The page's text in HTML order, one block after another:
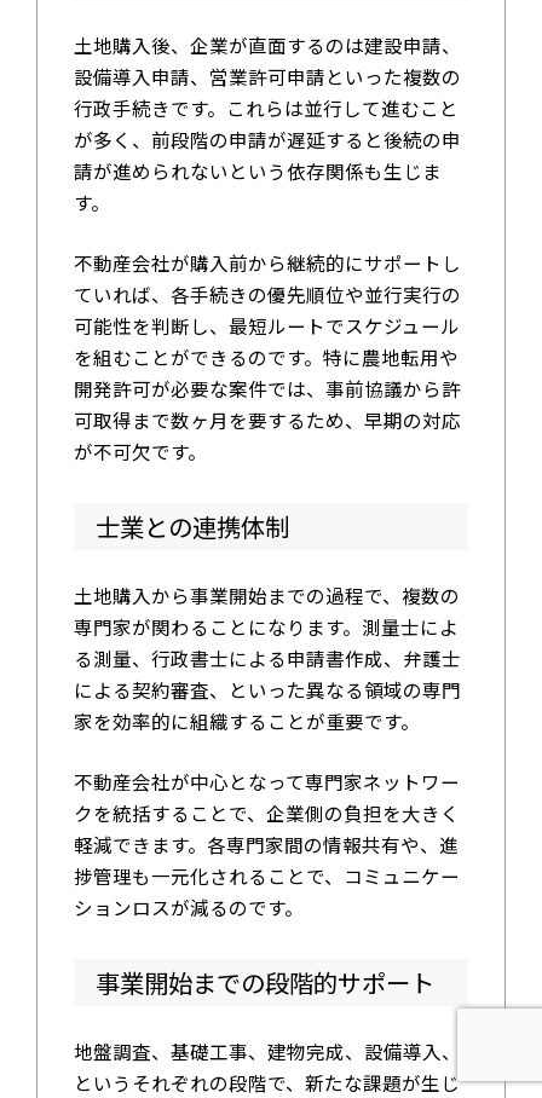
土地購入後、企業が直面するのは建設申請、
設備導入申請、営業許可申請といった複数の
行政手続きです。これらは並行して進むこと
が多く、前段階の申請が遅延すると後続の申
請が進められないという依存関係も生じま
す。
不動産会社が購入前から継続的にサポートし
ていれば、各手続きの優先順位や並行実行の
可能性を判断し、最短ルートでスケジュール
を組むことができるのです。特に農地転用や
開発許可が必要な案件では、事前協議から許
可取得まで数ヶ月を要するため、早期の対応
が不可欠です。
士業との連携体制
土地購入から事業開始までの過程で、複数の
専門家が関わることになります。測量士によ
る測量、行政書士による申請書作成、弁護士
による契約審査、といった異なる領域の専門
家を効率的に組織することが重要です。
不動産会社が中心となって専門家ネットワー
クを統括することで、企業側の負担を大きく
軽減できます。各専門家間の情報共有や、進
捗管理も一元化されることで、コミュニケー
ションロスが減るのです。
事業開始までの段階的サポート
地盤調査、基礎工事、建物完成、設備導入、
というそれぞれの段階で、新たな課題が生じ